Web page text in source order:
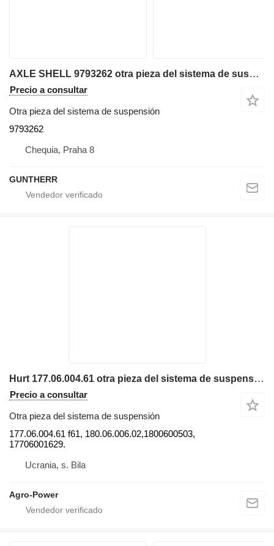
AXLE SHELL 9793262 otra pieza del sistema de suspensión para Liebherr PR752; PR756; PR754; RL52; RL64 bulldozer
Precio a consultar
Otra pieza del sistema de suspensión
9793262
Chequia, Praha 8
GUNTHERR
Hurt 177.06.004.61 otra pieza del sistema de suspensión para Manitou cargadora telescópica
Precio a consultar
Otra pieza del sistema de suspensión
177.06.004.61 f61, 180.06.006.02,1800600503,
17706001629.
Ucrania, s. Bila
Agro-Power